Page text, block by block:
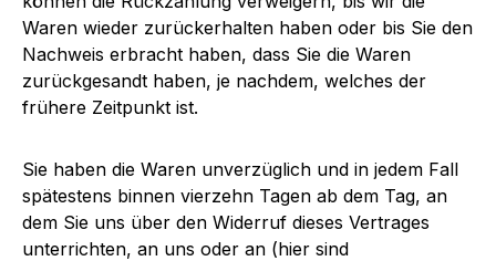
Waren wieder zurückerhalten haben oder bis Sie den
Nachweis erbracht haben, dass Sie die Waren
zurückgesandt haben, je nachdem, welches der
frühere Zeitpunkt ist.
Sie haben die Waren unverzüglich und in jedem Fall
spätestens binnen vierzehn Tagen ab dem Tag, an
dem Sie uns über den Widerruf dieses Vertrages
unterrichten, an uns oder an (hier sind